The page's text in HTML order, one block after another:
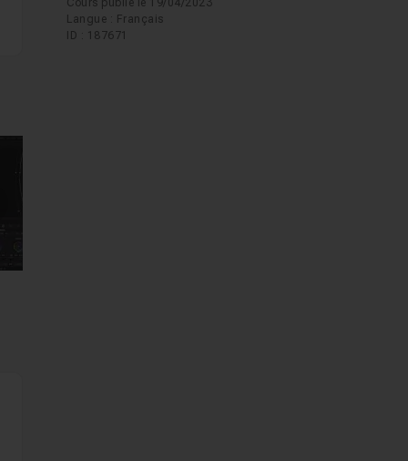
Cours publié le 19/04/2023
Langue : Français
ID : 187671